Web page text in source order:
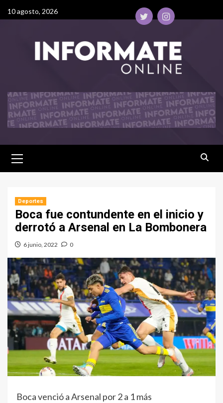
10 agosto, 2026
Deportes
Boca fue contundente en el inicio y
derrotó a Arsenal en La Bombonera
6 junio, 2022 0
Boca venció a Arsenal por 2 a 1 más